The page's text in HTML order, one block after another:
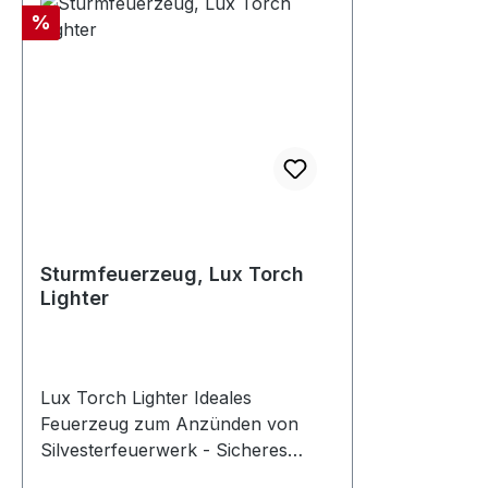
Rabatt
%
Sturmfeuerzeug, Lux Torch
Lighter
Lux Torch Lighter Ideales
Feuerzeug zum Anzünden von
Silvesterfeuerwerk - Sicheres